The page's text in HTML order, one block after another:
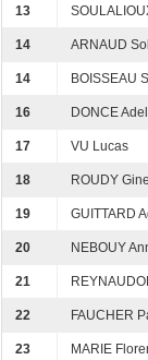
13
14 ARNAUD
14 BOISSEAU
16 DONCE
17 VU Lucas
18 ROUDY
19 GUITTARD
20 NEBOUY
21
22 FAUCHER
23 MARIE